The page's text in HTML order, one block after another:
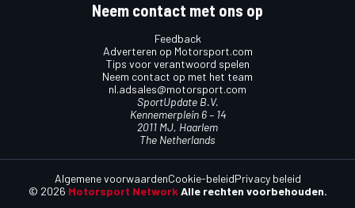
Neem contact met ons op
Feedback
Adverteren op Motorsport.com
Tips voor verantwoord spelen
Neem contact op met het team
nl.adsales@motorsport.com
SportUpdate B.V.
Kennemerplein 6 – 14
2011 MJ, Haarlem
The Netherlands
© 2026 Motorsport Network Alle rechten voorbehouden.
Algemene voorwaardenCookie-beleidPrivacy beleid